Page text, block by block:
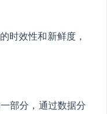
时效性和新鲜度，
部分，通过数据分